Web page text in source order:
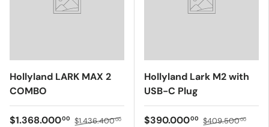
Hollyland LARK MAX 2
COMBO
$1.368.00000 $1.436.40000
Hollyland Lark M2 with
USB-C Plug
$390.00000 $409.50000